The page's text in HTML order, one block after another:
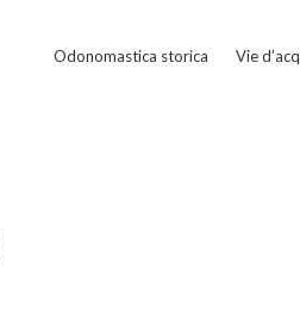
Odonomastica storica Vie